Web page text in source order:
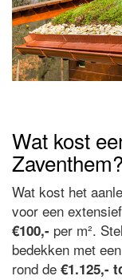
Wat kost
Zaventhem?
Wat kost het
voor een
€100,- per m².
bedekken met
rond de €1.125,-